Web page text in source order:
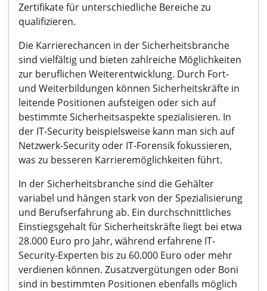
Zertifikate für unterschiedliche Bereiche zu
qualifizieren.
Die Karrierechancen in der Sicherheitsbranche
sind vielfältig und bieten zahlreiche Möglichkeiten
zur beruflichen Weiterentwicklung. Durch Fort-
und Weiterbildungen können Sicherheitskräfte in
leitende Positionen aufsteigen oder sich auf
bestimmte Sicherheitsaspekte spezialisieren. In
der IT-Security beispielsweise kann man sich auf
Netzwerk-Security oder IT-Forensik fokussieren,
was zu besseren Karrieremöglichkeiten führt.
In der Sicherheitsbranche sind die Gehälter
variabel und hängen stark von der Spezialisierung
und Berufserfahrung ab. Ein durchschnittliches
Einstiegsgehalt für Sicherheitskräfte liegt bei etwa
28.000 Euro pro Jahr, während erfahrene IT-
Security-Experten bis zu 60.000 Euro oder mehr
verdienen können. Zusatzvergütungen oder Boni
sind in bestimmten Positionen ebenfalls möglich